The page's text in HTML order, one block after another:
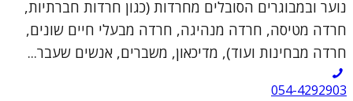
נוער ובמבוגרים הסובלים מחרדות (כגון חרדות חברתיות,
חרדה מטיסה, חרדה מנהיגה, חרדה מבעלי חיים שונים,
חרדה מבחינות ועוד), מדיכאון, משברים, אנשים שעבר...
054-4292903